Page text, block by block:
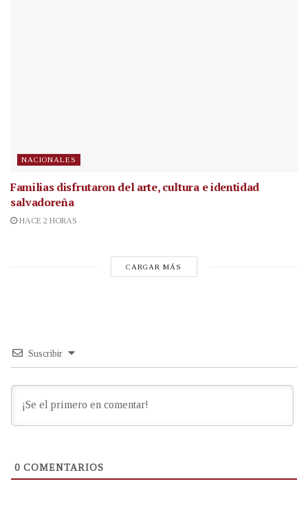
NACIONALES
Familias disfrutaron del arte, cultura e identidad
salvadoreña
HACE 2 HORAS
CARGAR MÁS
Suscribir
0 COMENTARIOS